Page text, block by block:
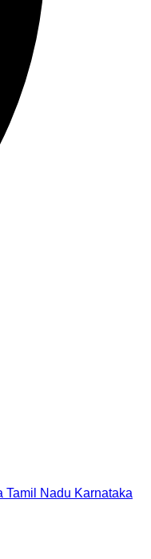
Tamil Nadu Karnataka